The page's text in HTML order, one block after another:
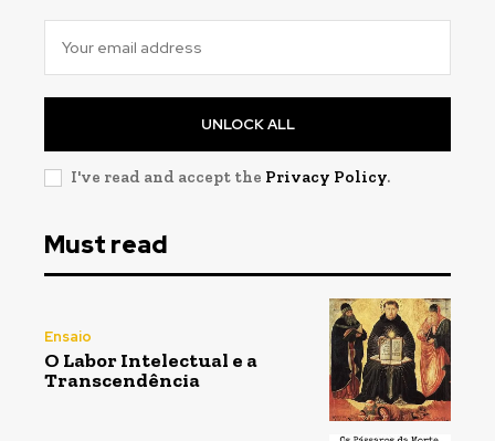
Registe-se na nossa lista de correio e receba mensalmente
subscrever:
Registe-se na nossa lista de correio e receba mensalmente
subscrever:
UNLOCK ALL
I've read and accept the Privacy Policy.
Must read
Ensaio
O Labor Intelectual e a
Transcendência